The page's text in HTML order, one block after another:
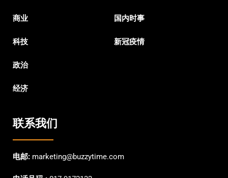
商业
科技
政治
经济
国内时事
新冠疫情
联系我们
电邮: marketing@buzzytime.com